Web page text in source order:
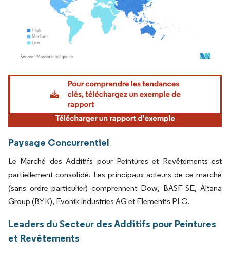
Image © Mordor Intelligence. La réutilisation nécessite une attribution sous CC BY
Paysage Concurrentiel
Le Marché des Additifs pour Peintures et Revêtements est
partiellement consolidé. Les principaux acteurs de ce marché
(sans ordre particulier) comprennent Dow, BASF SE, Altana
Group (BYK), Evonik Industries AG et Elementis PLC.
Leaders du Secteur des Additifs pour Peintures
et Revêtements